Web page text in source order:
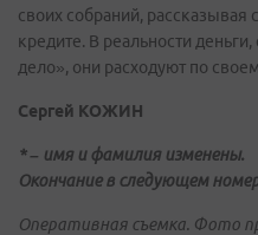
своих собраний, рассказывая
кредите. В реальности
дело», они расходуют по
Сергей КОЖИН
* – имя и фамилия изменены.
Окончание в следующем
Оперативная съемка. Фото